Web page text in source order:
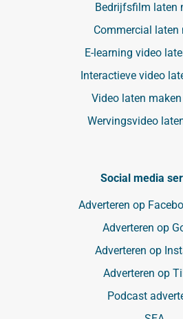
Bedrijfsfilm laten
Commercial laten
E-learning video
Interactieve video
Video laten
Wervingsvideo
Social media
Adverteren op
Adverteren op
Adverteren op
Adverteren op
Podcast